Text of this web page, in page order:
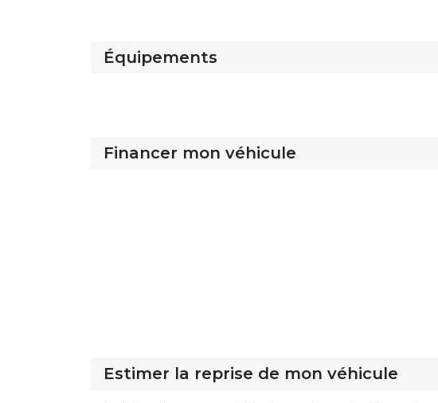
Équipements
Financer mon véhicule
Estimer la reprise de mon véhicule